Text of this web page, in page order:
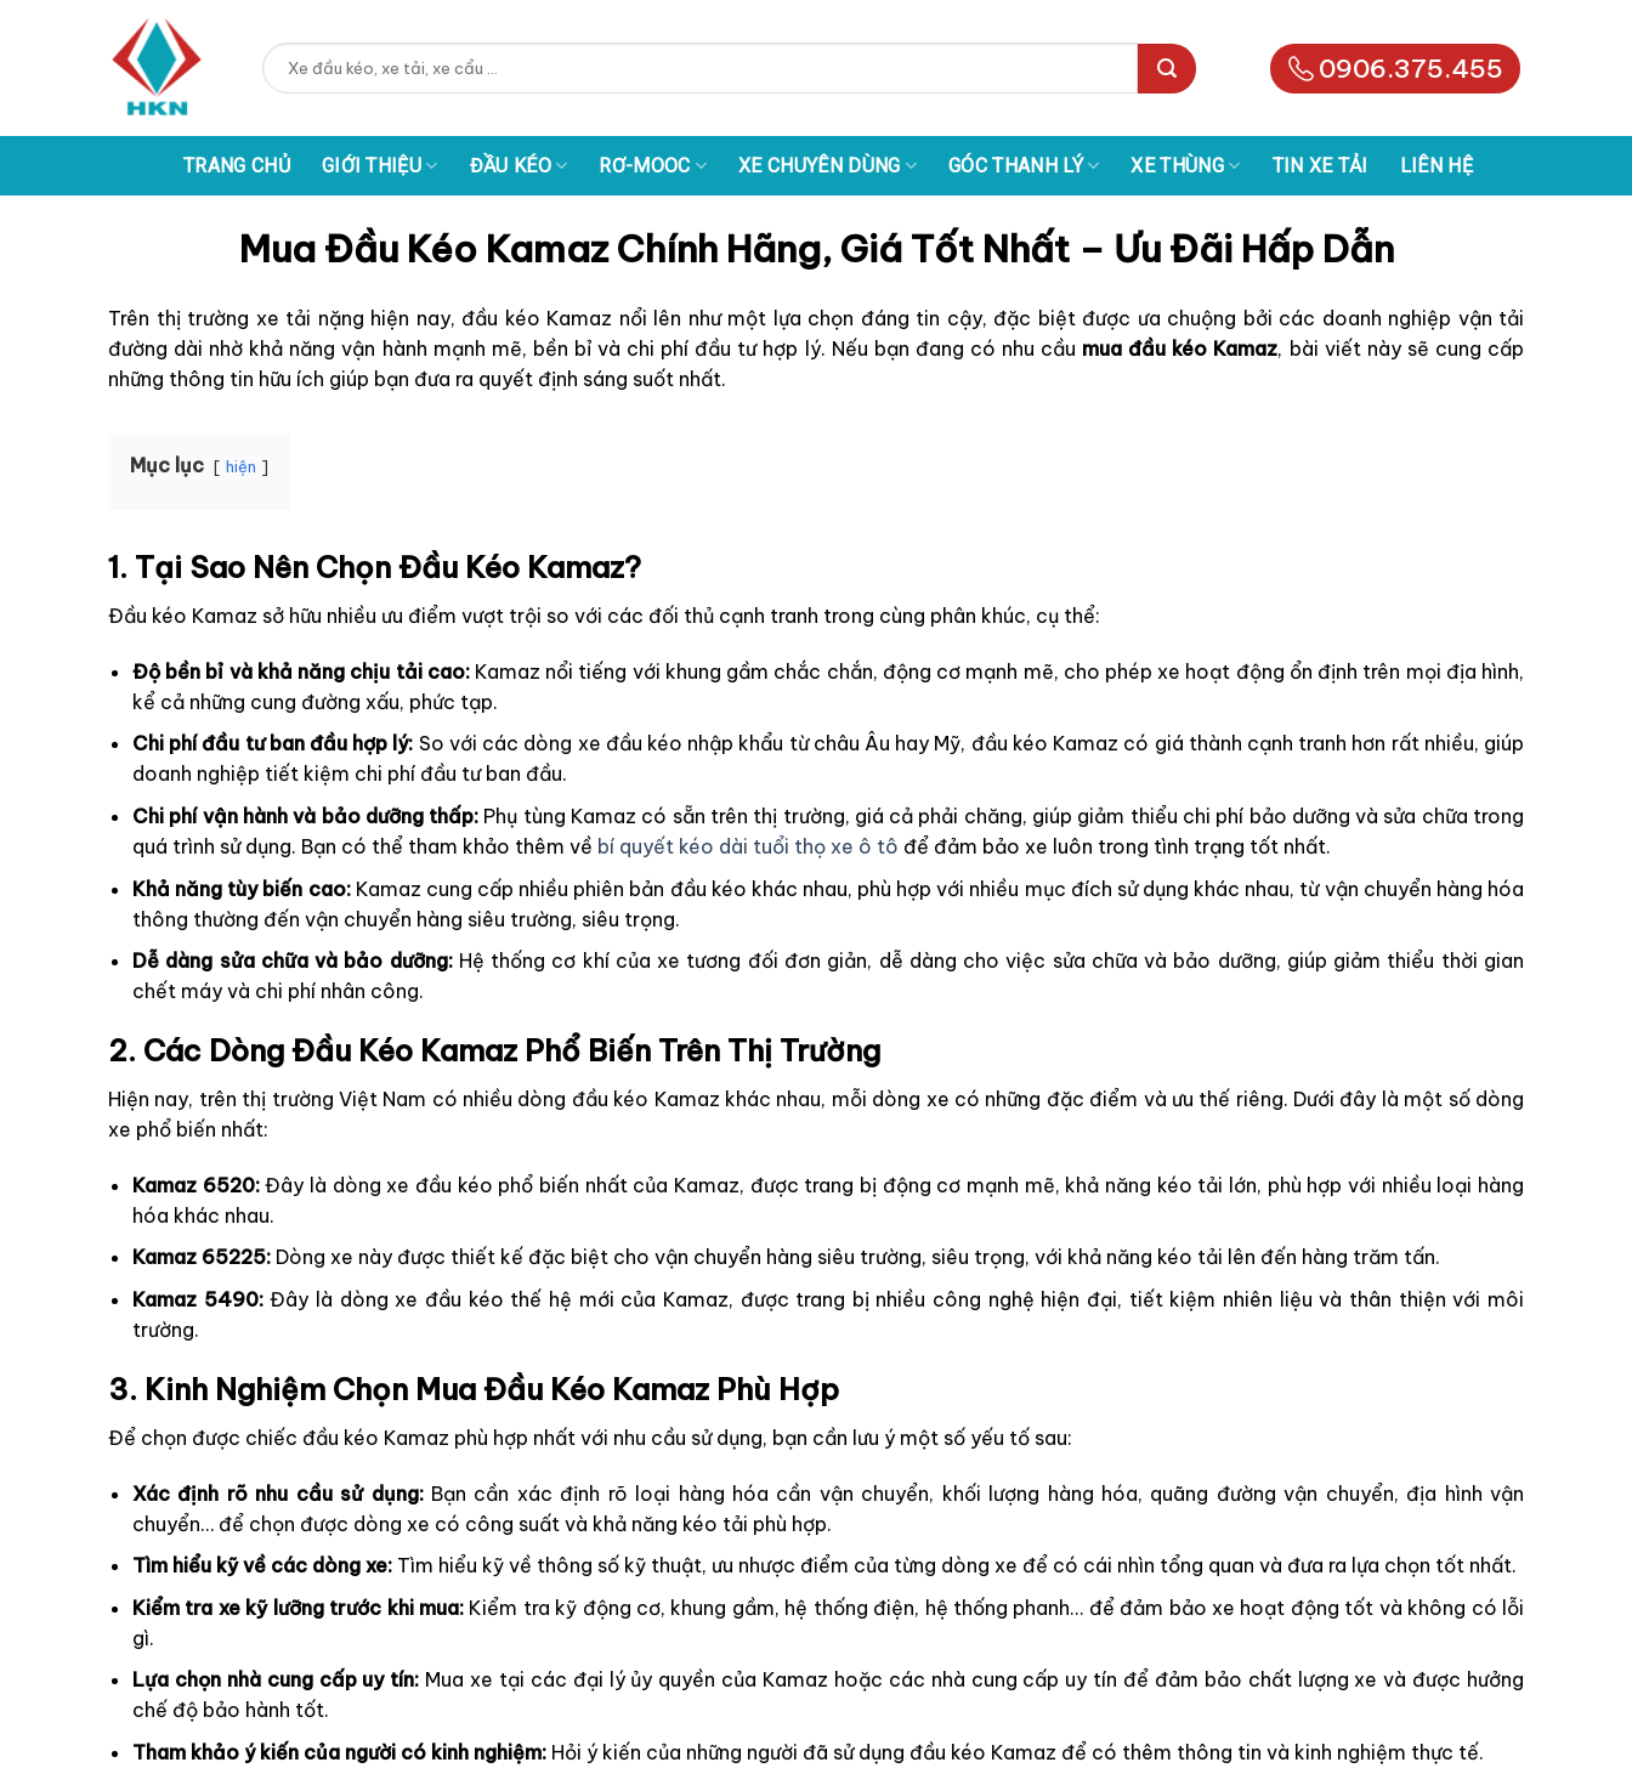
Tìm
kiếm:
0906.375.455
TRANG CHỦ GIỚI THIỆU ĐẦU KÉO RƠ-MOOC XE CHUYÊN DÙNG GÓC THANH LÝ XE THÙNG TIN XE TẢI LIÊN HỆ
Mua Đầu Kéo Kamaz Chính Hãng, Giá Tốt Nhất – Ưu Đãi Hấp Dẫn
Trên thị trường xe tải nặng hiện nay, đầu kéo Kamaz nổi lên như một lựa chọn đáng tin cậy, đặc biệt được ưa chuộng bởi các doanh nghiệp vận tải
đường dài nhờ khả năng vận hành mạnh mẽ, bền bỉ và chi phí đầu tư hợp lý. Nếu bạn đang có nhu cầu mua đầu kéo Kamaz, bài viết này sẽ cung cấp
những thông tin hữu ích giúp bạn đưa ra quyết định sáng suốt nhất.
Mục lục hiện
1. Tại Sao Nên Chọn Đầu Kéo Kamaz?
Đầu kéo Kamaz sở hữu nhiều ưu điểm vượt trội so với các đối thủ cạnh tranh trong cùng phân khúc, cụ thể:
Độ bền bỉ và khả năng chịu tải cao:Kamaz nổi tiếng với khung gầm chắc chắn, động cơ mạnh mẽ, cho phép xe hoạt động ổn định trên mọi địa hình,
kể cả những cung đường xấu, phức tạp.
Chi phí đầu tư ban đầu hợp lý: So với các dòng xe đầu kéo nhập khẩu từ châu Âu hay Mỹ, đầu kéo Kamaz có giá thành cạnh tranh hơn rất nhiều, giúp
doanh nghiệp tiết kiệm chi phí đầu tư ban đầu.
Chi phí vận hành và bảo dưỡng thấp: Phụ tùng Kamaz có sẵn trên thị trường, giá cả phải chăng, giúp giảm thiểu chi phí bảo dưỡng và sửa chữa trong
quá trình sử dụng. Bạn có thể tham khảo thêm về bí quyết kéo dài tuổi thọ xe ô tô để đảm bảo xe luôn trong tình trạng tốt nhất.
Khả năng tùy biến cao:Kamaz cung cấp nhiều phiên bản đầu kéo khác nhau, phù hợp với nhiều mục đích sử dụng khác nhau, từ vận chuyển hàng hóa
thông thường đến vận chuyển hàng siêu trường, siêu trọng.
Dễ dàng sửa chữa và bảo dưỡng:Hệ thống cơ khí của xe tương đối đơn giản, dễ dàng cho việc sửa chữa và bảo dưỡng, giúp giảm thiểu thời gian
chết máy và chi phí nhân công.
2. Các Dòng Đầu Kéo Kamaz Phổ Biến Trên Thị Trường
Hiện nay, trên thị trường Việt Nam có nhiều dòng đầu kéo Kamaz khác nhau, mỗi dòng xe có những đặc điểm và ưu thế riêng. Dưới đây là một số dòng
xe phổ biến nhất:
Kamaz 6520:Đây là dòng xe đầu kéo phổ biến nhất của Kamaz, được trang bị động cơ mạnh mẽ, khả năng kéo tải lớn, phù hợp với nhiều loại hàng
hóa khác nhau.
Kamaz 65225: Dòng xe này được thiết kế đặc biệt cho vận chuyển hàng siêu trường, siêu trọng, với khả năng kéo tải lên đến hàng trăm tấn.
Kamaz 5490:Đây là dòng xe đầu kéo thế hệ mới của Kamaz, được trang bị nhiều công nghệ hiện đại, tiết kiệm nhiên liệu và thân thiện với môi
trường.
3. Kinh Nghiệm Chọn Mua Đầu Kéo Kamaz Phù Hợp
Để chọn được chiếc đầu kéo Kamaz phù hợp nhất với nhu cầu sử dụng, bạn cần lưu ý một số yếu tố sau:
Xác định rõ nhu cầu sử dụng:Bạn cần xác định rõ loại hàng hóa cần vận chuyển, khối lượng hàng hóa, quãng đường vận chuyển, địa hình vận
chuyển… để chọn được dòng xe có công suất và khả năng kéo tải phù hợp.
Tìm hiểu kỹ về các dòng xe: Tìm hiểu kỹ về thông số kỹ thuật, ưu nhược điểm của từng dòng xe để có cái nhìn tổng quan và đưa ra lựa chọn tốt nhất.
Kiểm tra xe kỹ lưỡng trước khi mua:Kiểm tra kỹ động cơ, khung gầm, hệ thống điện, hệ thống phanh… để đảm bảo xe hoạt động tốt và không có lỗi
gì.
Lựa chọn nhà cung cấp uy tín: Mua xe tại các đại lý ủy quyền của Kamaz hoặc các nhà cung cấp uy tín để đảm bảo chất lượng xe và được hưởng
chế độ bảo hành tốt.
Tham khảo ý kiến của người có kinh nghiệm: Hỏi ý kiến của những người đã sử dụng đầu kéo Kamaz để có thêm thông tin và kinh nghiệm thực tế.